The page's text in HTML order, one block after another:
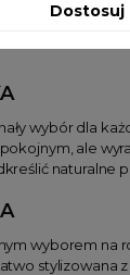
wybór dla
ale
naturalne
wyborem na
Dostosuj